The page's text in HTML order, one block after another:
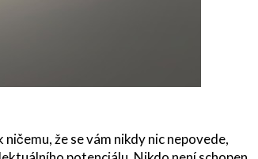
že se vám nikdy nic nepovede,